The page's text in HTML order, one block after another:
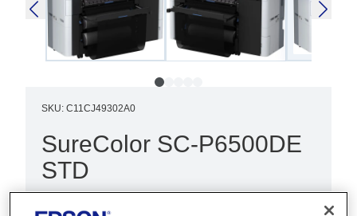
SKU: C11CJ49302A0
SureColor SC-P6500DE
STD